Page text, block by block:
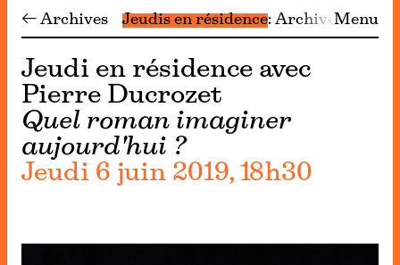
← Archives Jeudis en résidence ArchivesMenu
Jeudi en résidence avec
Pierre Ducrozet
Quel roman imaginer
aujourd'hui ?
Jeudi 6 juin 2019, 18h30